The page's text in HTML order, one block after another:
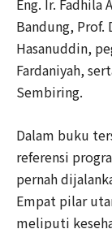
Eng. Ir.
Bandung, Prof.
Hasanuddin,
Fardaniyah,
Sembiring.
Dalam buku
referensi
pernah
Empat pilar
meliputi